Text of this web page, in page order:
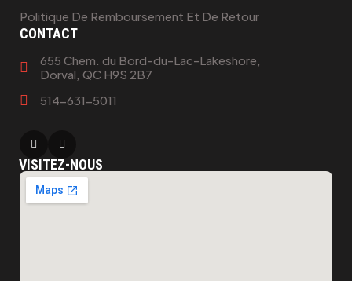
Politique De Remboursement Et De Retour
CONTACT
655 Chem. du Bord-du-Lac-Lakeshore,
Dorval, QC H9S 2B7
514-631-5011
VISITEZ-NOUS